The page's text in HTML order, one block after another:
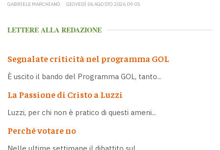
GABRIELE MARCHIANÒ GIOVEDÌ 06 AGOSTO 2026 09:05
LETTERE ALLA REDAZIONE
Segnalate criticità nel programma GOL
È uscito il bando del Programma GOL, tanto...
La Passione di Cristo a Luzzi
Luzzi, per chi non è pratico di questi ameni...
Perché votare no